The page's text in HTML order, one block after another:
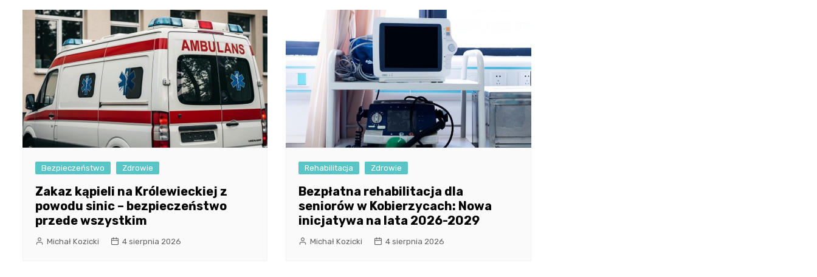
Bezpieczeństwo Zdrowie
Zakaz kąpieli na Królewieckiej z
powodu sinic – bezpieczeństwo
przede wszystkim
Michał Kozicki 4 sierpnia 2026
Rehabilitacja Zdrowie
Bezpłatna rehabilitacja dla
seniorów w Kobierzycach: Nowa
inicjatywa na lata 2026-2029
Michał Kozicki 4 sierpnia 2026